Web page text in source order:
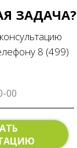
ЗАДАЧА?
8 (499)